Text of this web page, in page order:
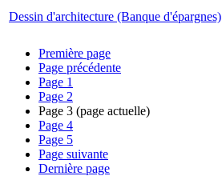
Dessin d'architecture (Banque d'épargnes)
Première page
Page précédente
Page 1
Page 2
Page 3 (page actuelle)
Page 4
Page 5
Page suivante
Dernière page